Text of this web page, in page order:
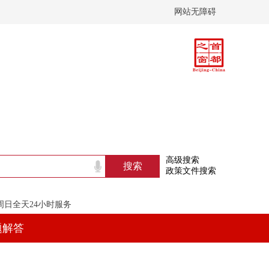
网站无障碍
高级搜索
政策文件搜索
日全天24小时服务
解答